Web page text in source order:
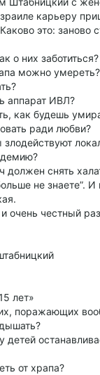
карьеру
это: заново
о них заботиться?
можно умереть?
аппарат ИВЛ?
как будешь
ради любви?
должен снять
не знаете”. И
очень честный
лет»
поражающих
детей
от храпа?